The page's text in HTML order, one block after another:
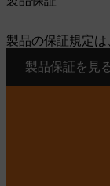
製品の保証規定は
製品保証を見